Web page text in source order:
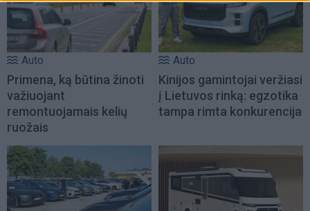
Auto
Primena, ką būtina žinoti
važiuojant
remontuojamais kelių
ruožais
Auto
Kinijos gamintojai veržiasi
į Lietuvos rinką: egzotika
tampa rimta konkurencija